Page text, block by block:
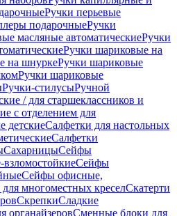
Ручки перьевые
подарочныеРучки
масляные автоматическиеРучки
Ручки шариковые на
на шнуркеРучки шариковые
Ручки шариковые
Ручки-стилусыРучной
/ для старшеклассников и
с отделением для
детскиеСалфетки для настольных
Салфетки
СахарницыСейфы
Сейфы
Сейфы офисные,
многоместных креселСкатерти
СкрепкиСладкие
органайзеровСменные блоки для